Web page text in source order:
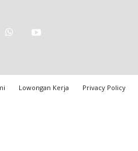
Lowongan Kerja Privacy Policy